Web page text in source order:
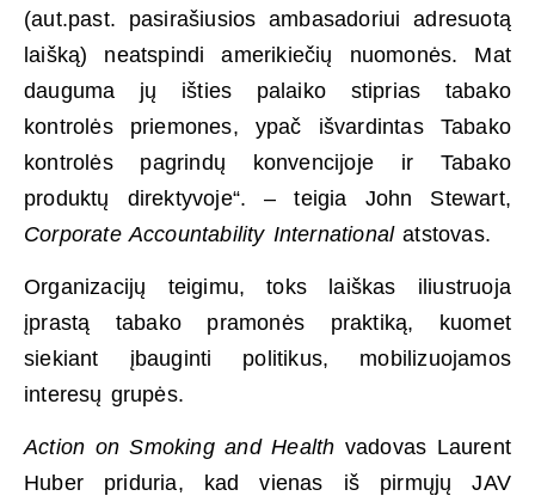
(aut.past. pasirašiusios ambasadoriui adresuotą
laišką) neatspindi amerikiečių nuomonės. Mat
dauguma jų išties palaiko stiprias tabako
kontrolės priemones, ypač išvardintas Tabako
kontrolės pagrindų konvencijoje ir Tabako
produktų direktyvoje“. – teigia John Stewart,
Corporate Accountability Internationalatstovas.
Organizacijų teigimu, toks laiškas iliustruoja
įprastą tabako pramonės praktiką, kuomet
siekiant įbauginti politikus, mobilizuojamos
interesų grupės.
Action on Smoking and Health vadovas Laurent
Huber priduria, kad vienas iš pirmųjų JAV